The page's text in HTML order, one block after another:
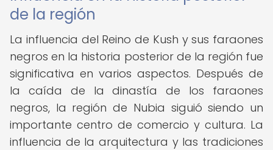
de la región
La influencia del Reino de Kush y sus faraones
negros en la historia posterior de la región fue
significativa en varios aspectos. Después de
la caída de la dinastía de los faraones
negros, la región de Nubia siguió siendo un
importante centro de comercio y cultura. La
influencia de la arquitectura y las tradiciones